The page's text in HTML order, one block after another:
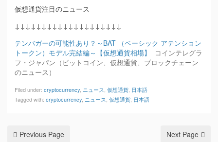
仮想通貨注目のニュース
↓↓↓↓↓↓↓↓↓↓↓↓↓↓↓↓↓↓↓↓
テンバガーの可能性あり？～BAT （ベーシック アテンション
トークン）モデル完結編～【仮想通貨相場】
コインテレグラ
フ・ジャパン（ビットコイン、仮想通貨、ブロックチェーン
のニュース）
Filed under: cryptocurrency ニュース 仮想通貨 日本語
Tagged with: cryptocurrency ニュース 仮想通貨 日本語
Previous Page Next Page